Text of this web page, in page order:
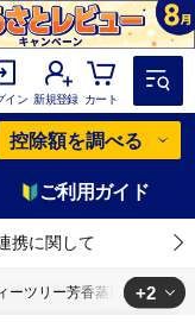
イン 新規登録 カート
控除額を調べる
ご利用ガイド
携に関して
ーツリー芳香蒸留水+2